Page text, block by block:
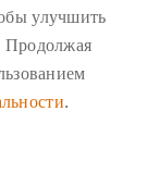
улучшить
Продолжая
.